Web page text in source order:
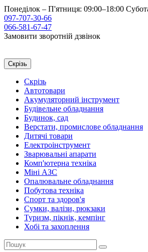
Понеділок – П'ятниця: 09:00–18:00
097-707-30-66
066-581-67-47
Замовити зворотній дзвінок
Скрізь
Скрізь
Автотовари
Акумуляторний інструмент
Будівельне обладнання
Будинок, сад
Верстати, промислове обладнання
Дитячі товари
Електроінструмент
Зварювальні апарати
Комп'ютерна техніка
Міні АЗС
Опалювальне обладнання
Побутова техніка
Спорт та здоров'я
Сумки, валізи, рюкзаки
Туризм, пікнік, кемпінг
Хобі та захоплення